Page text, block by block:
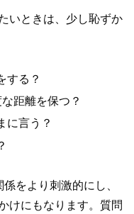
いときは、少し恥ずか
する？
距離を保つ？
に言う？
をより刺激的にし、
けにもなります。質問